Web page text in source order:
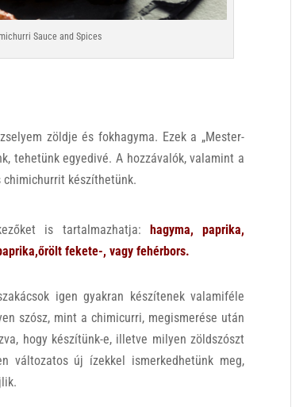
Sauce and Spices
zöldje és fokhagyma. Ezek a „Mester-
tehetünk egyedivé. A hozzávalók, valamint a
készíthetünk.
is tartalmazhatja: hagyma, paprika,
fekete-, vagy fehérbors.
igen gyakran készítenek valamiféle
szósz, mint a chimicurri, megismerése után
hogy készítünk-e, illetve milyen zöldszószt
változatos új ízekkel ismerkedhetünk meg,